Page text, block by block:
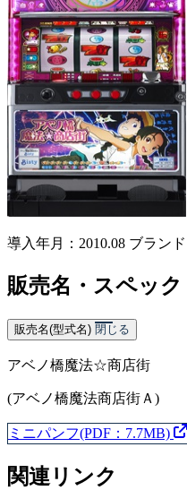
導入年月：2010.08 ブラン
販売名・スペック
販売名(型式名) 閉じる
アベノ橋魔法☆商店街
(アベノ橋魔法商店街Ａ)
ミニパンフ(PDF：7.7MB)
関連リンク